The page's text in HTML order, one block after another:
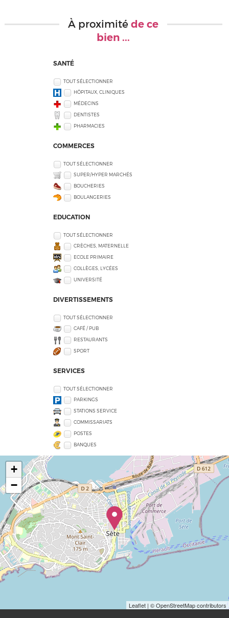
À proximitéde ce
bien ...
SANTÉ
TOUT SÉLECTIONNER
HÔPITAUX, CLINIQUES
MÉDECINS
DENTISTES
PHARMACIES
COMMERCES
TOUT SÉLECTIONNER
SUPER/HYPER MARCHÉS
BOUCHERIES
BOULANGERIES
EDUCATION
TOUT SÉLECTIONNER
CRÈCHES, MATERNELLE
ECOLE PRIMAIRE
COLLÈGES, LYCÉES
UNIVERSITÉ
DIVERTISSEMENTS
TOUT SÉLECTIONNER
CAFÉ / PUB
RESTAURANTS
SPORT
SERVICES
TOUT SÉLECTIONNER
PARKINGS
STATIONS SERVICE
COMMISSARIATS
POSTES
BANQUES
+
−
Leaflet | © OpenStreetMap contributors